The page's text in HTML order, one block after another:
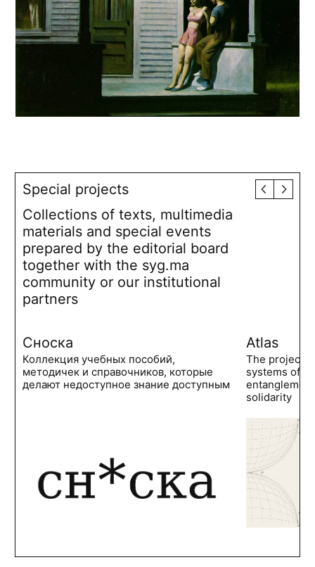
Special projects
Collections of texts, multimedia
materials and special events
prepared by the editorial board
together with the syg.ma
community or our institutional
partners
Сноска
Коллекция учебных пособий,
методичек и справочников, которые
делают недоступное знание доступным
Atlas
The project
systems of
solidarity